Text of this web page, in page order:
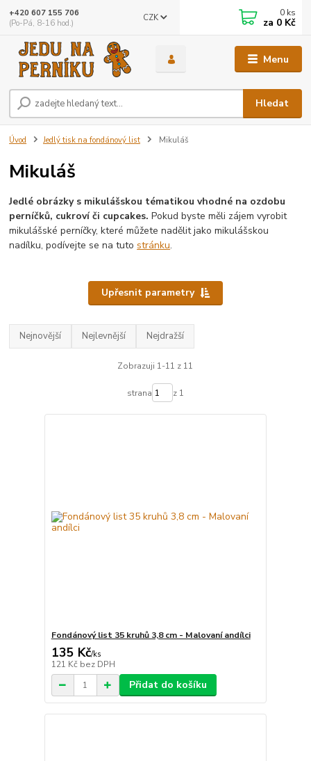
Menu
CZK
Hledat
+420 607 155 706
(Po-Pá, 8-16 hod.)
0 ks
za 0 Kč
Úvod Jedlý tisk na fondánový list Mikuláš
Mikuláš
Jedlé obrázky s mikulášskou tématikou vhodné na ozdobu
perníčků, cukroví či cupcakes. Pokud byste měli zájem vyrobit
mikulášské perníčky, které můžete nadělit jako mikulášskou
nadílku, podívejte se na tutostránku.
Upřesnit parametry
Nejnovější Nejlevnější Nejdražší
Zobrazuji 1-11 z 11
strana z 1
Fondánový list 35 kruhů 3,8 cm - Malovaní andílci
135 Kč/ks
121 Kč bez DPH
Přidat do košíku